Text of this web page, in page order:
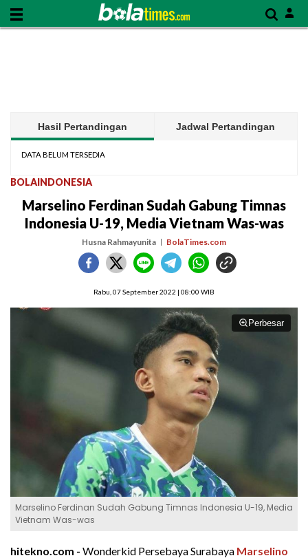
Hasil Pertandingan Jadwal Pertandingan
DATA BELUM TERSEDIA
BOLAINDONESIA
Marselino Ferdinan Sudah Gabung Timnas
Indonesia U-19, Media Vietnam Was-was
Husna Rahmayunita BolaTimes.com
Rabu, 07 September 2022 | 08:00 WIB
Perbesar
Marselino Ferdinan Sudah Gabung Timnas Indonesia U-19, Media
Vietnam Was-was
hitekno.com - Wonderkid Persebaya Surabaya Marselino